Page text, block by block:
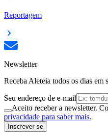
Reportagem
Newsletter
Receba Aleteia todos os dias em
Seu endereço de e-mail
Aceito receber a newsletter.
privacidade para saber mais.
Inscrever-se